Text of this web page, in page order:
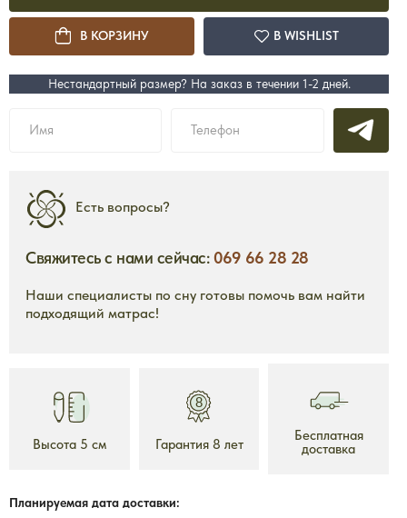
Высота 5 см
Гарантия 10 лет
В КОРЗИНУ В WISHLIST
Нестандартный размер? На заказ в течении 1-2 дней.
Есть вопросы?
Свяжитесь с нами сейчас:069 66 28 28
Наши специалисты по сну готовы помочь вам найти
подходящий матрас!
Высота 5 см Гарантия 8 лет
Бесплатная
доставка
Планируемая дата доставки: